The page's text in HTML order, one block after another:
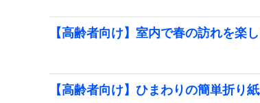
【高齢者向け】室内で春の訪れを楽
【高齢者向け】ひまわりの簡単折り